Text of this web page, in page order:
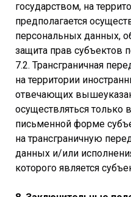
государством, на
предполагается
персональных данных,
защита прав субъектов
7.2. Трансграничная
на территории
отвечающих
осуществляться только
письменной форме
на трансграничную
данных и/или
которого является